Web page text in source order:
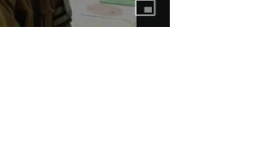
Picture-
in-